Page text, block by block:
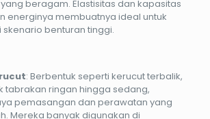
beragam. Elastisitas dan kapasitas
energinya membuatnya ideal untuk
benturan tinggi.
: Berbentuk seperti kerucut terbalik,
tabrakan ringan hingga sedang,
pemasangan dan perawatan yang
Mereka banyak digunakan di